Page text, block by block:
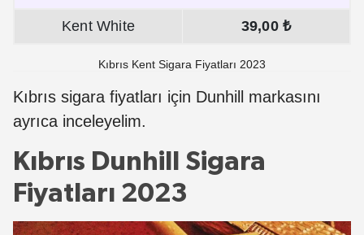
Kent White 39,00 ₺
Kıbrıs Kent Sigara Fiyatları 2023
Kıbrıs sigara fiyatları için Dunhill markasını
ayrıca inceleyelim.
Kıbrıs Dunhill Sigara
Fiyatları 2023